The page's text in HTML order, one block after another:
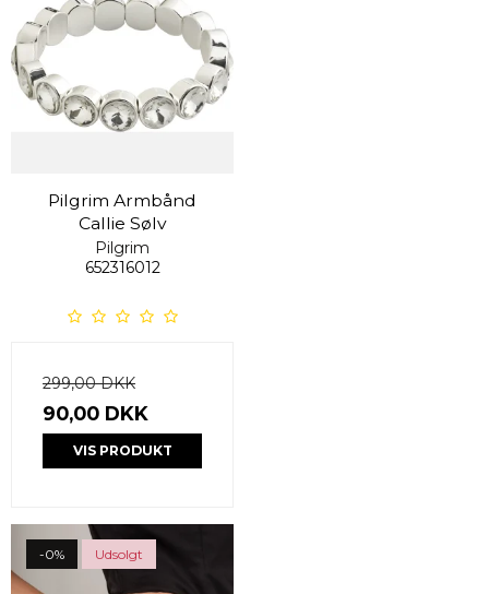
Pilgrim Armbånd
Callie Sølv
Pilgrim
652316012
299,00 DKK
90,00 DKK
VIS PRODUKT
-0% Udsolgt